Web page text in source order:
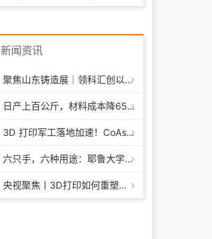
新闻资讯
聚焦山东铸造展｜领科汇创以 3D 打印技术赋能铸造模具革新
日产上百公斤，材料成本降65%+，领科汇创FGF颗粒料3D打印机
3D 打印军工落地加速！CoAspire 入选美军 FAMM 导弹项目，RAACM 巡航导弹依托增材制造推进量产
六只手，六种用途：耶鲁大学开发成本仅几百美元的3D打印多功能假肢套装
央视聚焦丨3D打印如何重塑航天制造——1毫米